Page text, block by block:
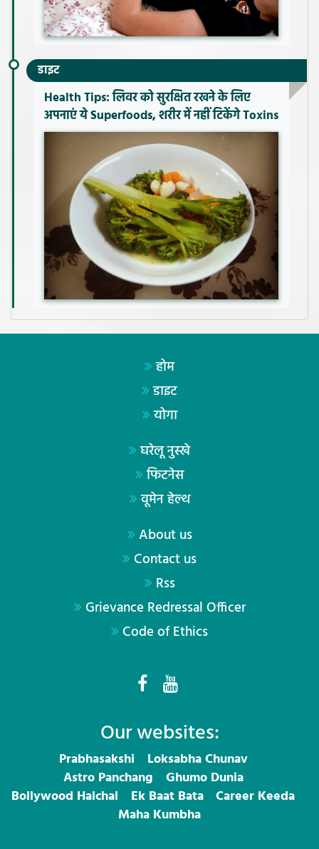
डाइट
Health Tips: लिवर को सुरक्षित रखने के लिए
अपनाएं ये Superfoods, शरीर में नहीं टिकेंगे Toxins
होम
डाइट
योगा
घरेलू नुस्खे
फिटनेस
वूमेन हेल्थ
About us
Contact us
Rss
Grievance Redressal Officer
Code of Ethics
Our websites:
Prabhasakshi
Loksabha Chunav
Astro Panchang
Ghumo Dunia
Bollywood Halchal
Ek Baat Bata
Career Keeda
Maha Kumbha